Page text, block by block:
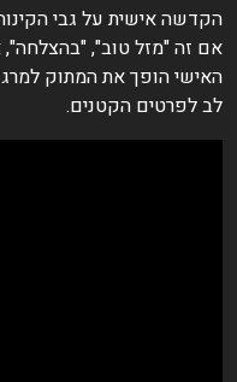
הקדשה אישית על גבי
אם זה "מזל טוב",
האישי הופך את המתוק
לב לפרטים הקטנים.